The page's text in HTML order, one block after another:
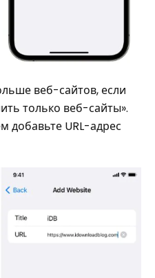
веб-сайтов, если
только веб-сайты».
добавьте URL-адрес